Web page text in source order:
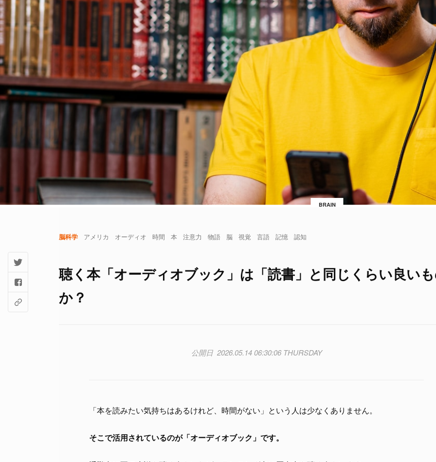
BRAIN
脳科学 アメリカ オーディオ 時間 本 注意力 物語 脳 視覚 言語 記憶 認知
聴く本「オーディオブック」は「読書」と同じくらい良い
か？
2026.05.14 06:30:06 THURSDAY
「本を読みたい気持ちはあるけれど、時間がない」という人は少なくありません。
そこで活用されているのが「オーディオブック」です。